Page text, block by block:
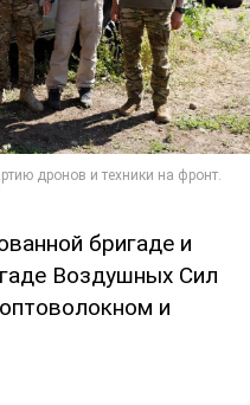
бригаде и
Воздушных Сил
и